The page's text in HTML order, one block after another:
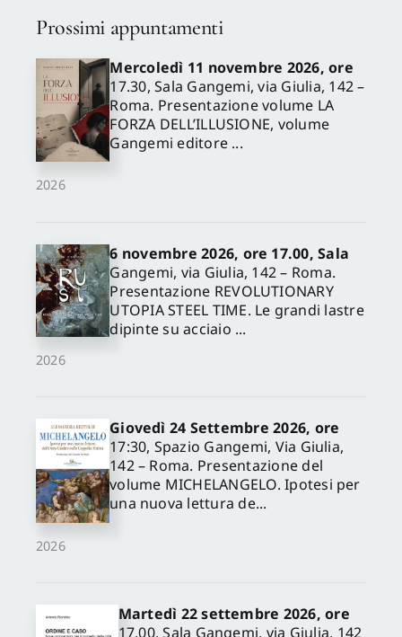
Prossimi appuntamenti
2026
Mercoledì 11 novembre 2026, ore
17.30, Sala Gangemi, via Giulia, 142 –
Roma. Presentazione volume LA
FORZA DELL’ILLUSIONE, volume
Gangemi editore ...
2026
6 novembre 2026, ore 17.00, Sala
Gangemi, via Giulia, 142 – Roma.
Presentazione REVOLUTIONARY
UTOPIA STEEL TIME. Le grandi lastre
dipinte su acciaio ...
2026
Giovedì 24 Settembre 2026, ore
17:30, Spazio Gangemi, Via Giulia,
142 – Roma. Presentazione del
volume MICHELANGELO. Ipotesi per
una nuova lettura de...
Martedì 22 settembre 2026, ore
17.00, Sala Gangemi, via Giulia, 142